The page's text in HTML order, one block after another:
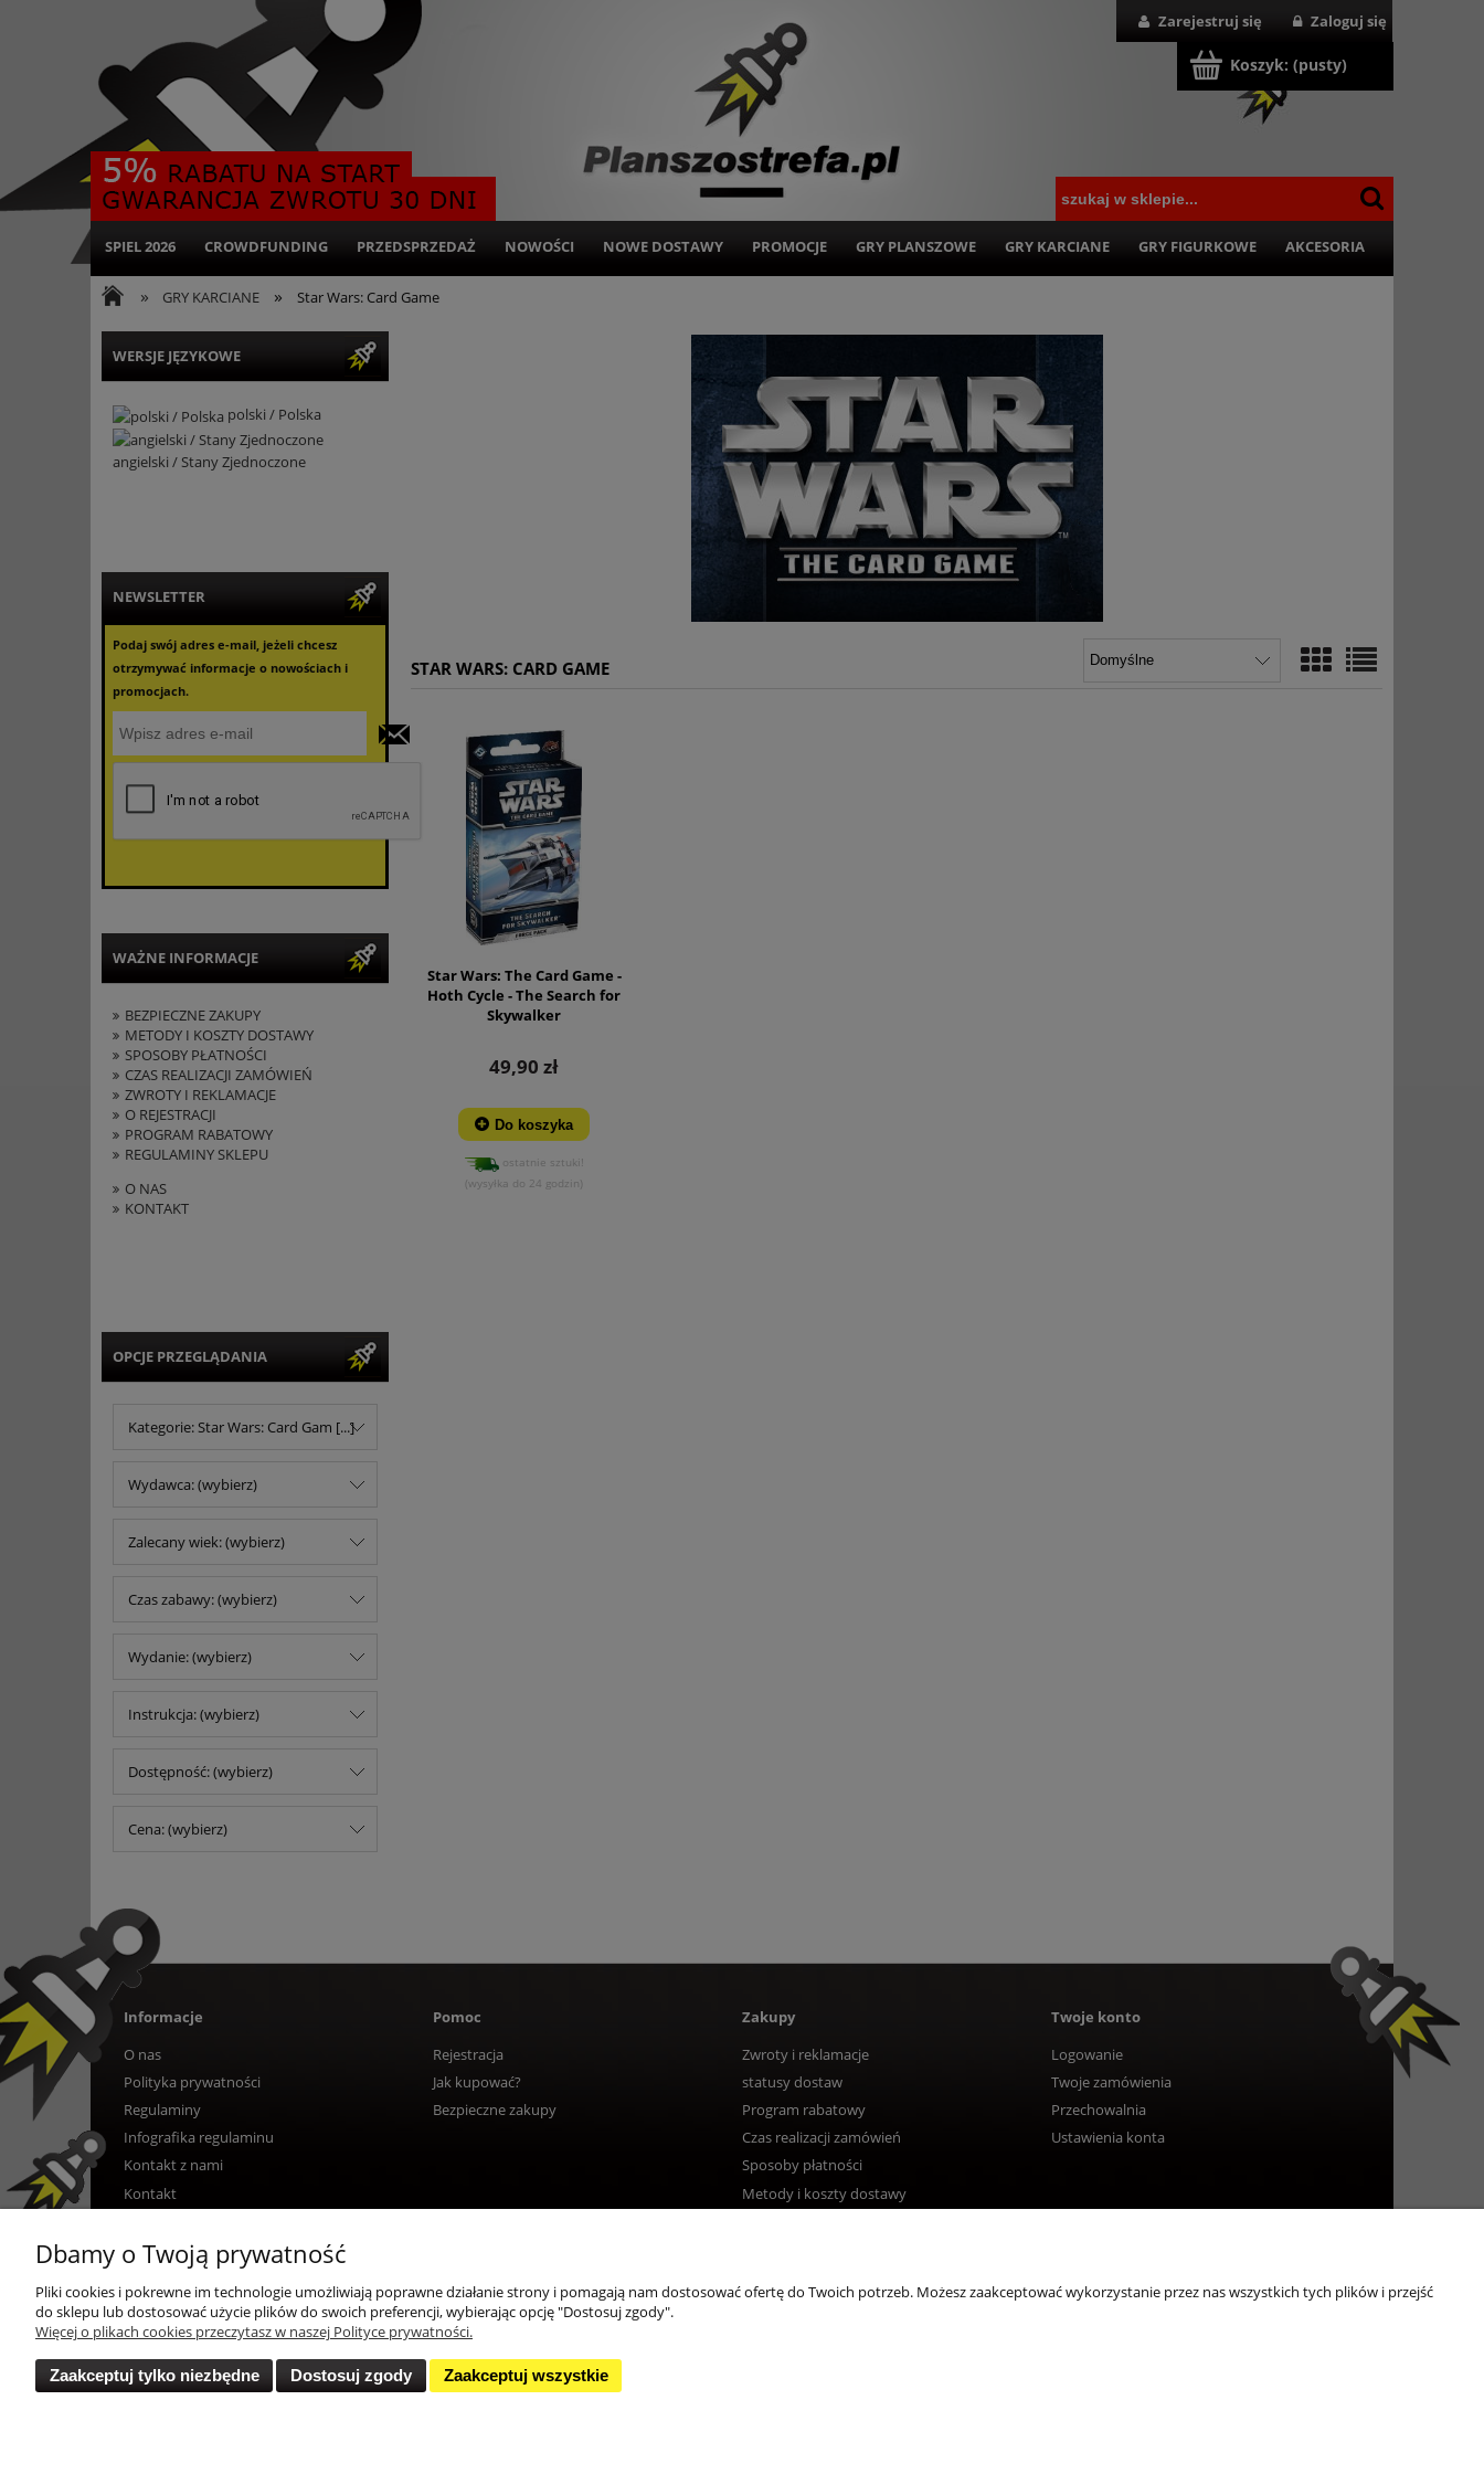
Zarejestruj się Zaloguj się
Koszyk: (pusty)
SPIEL 2026 CROWDFUNDING PRZEDSPRZEDAŻ NOWOŚCI NOWE DOSTAWY PROMOCJE GRY PLANSZOWE GRY KARCIANE GRY FIGURKOWE AKCESORIA
» GRY KARCIANE » Star Wars: Card Game
WERSJE JĘZYKOWE
polski / Polska
angielski / Stany Zjednoczone
NEWSLETTER
Podaj swój adres e-mail, jeżeli chcesz
otrzymywać informacje o nowościach i
promocjach.
WAŻNE INFORMACJE
BEZPIECZNE ZAKUPY
METODY I KOSZTY DOSTAWY
SPOSOBY PŁATNOŚCI
CZAS REALIZACJI ZAMÓWIEŃ
ZWROTY I REKLAMACJE
O REJESTRACJI
PROGRAM RABATOWY
REGULAMINY SKLEPU
O NAS
KONTAKT
OPCJE PRZEGLĄDANIA
Kategorie: Star Wars: Card Gam [...]
Wydawca: (wybierz)
Zalecany wiek: (wybierz)
Czas zabawy: (wybierz)
Wydanie: (wybierz)
Instrukcja: (wybierz)
Dostępność: (wybierz)
Cena: (wybierz)
STAR WARS: CARD GAME
Star Wars: The Card Game -
Hoth Cycle - The Search for
Skywalker
49,90 zł
Do koszyka
ostatnie sztuki!
(wysyłka do 24 godzin)
Informacje
O nas
Polityka prywatności
Regulaminy
Infografika regulaminu
Kontakt z nami
Kontakt
Pomoc
Rejestracja
Jak kupować?
Bezpieczne zakupy
Zakupy
Zwroty i reklamacje
statusy dostaw
Program rabatowy
Czas realizacji zamówień
Sposoby płatności
Metody i koszty dostawy
Twoje konto
Logowanie
Twoje zamówienia
Przechowalnia
Ustawienia konta
Dbamy o Twoją prywatność
Pliki cookies i pokrewne im technologie umożliwiają poprawne działanie strony i pomagają nam dostosować ofertę do Twoich potrzeb. Możesz zaakceptować wykorzystanie przez nas wszystkich tych plików i przejść
do sklepu lub dostosować użycie plików do swoich preferencji, wybierając opcję "Dostosuj zgody".
Więcej o plikach cookies przeczytasz w naszej Polityce prywatności.
Zaakceptuj tylko niezbędne Dostosuj zgody Zaakceptuj wszystkie